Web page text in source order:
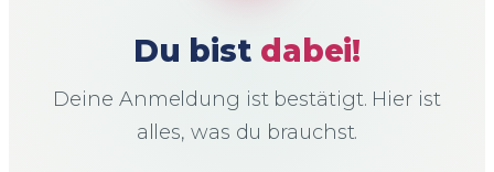
Du bist dabei!
Deine Anmeldung ist bestätigt. Hier ist
alles, was du brauchst.